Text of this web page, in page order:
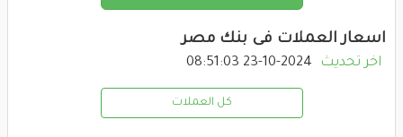
اسعار العملات فى بنك مصر
اخر تحديث 2024-10-23 08:51:03
كل العملات